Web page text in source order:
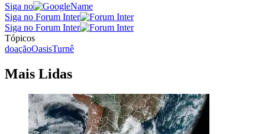
Siga no
Siga no Forum Inter
Siga no Forum Inter
Tópicos
doaçãoOasisTurnê
Mais Lidas